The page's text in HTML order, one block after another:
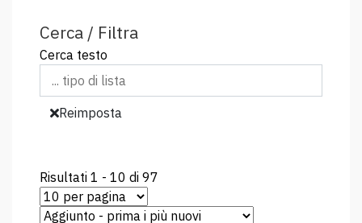
Cerca / Filtra
Cerca testo
Reimposta
Risultati 1 - 10 di 97